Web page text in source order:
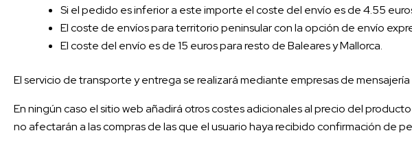
Si el pedido es inferior a este importe el coste del envío es de 4.55
El coste de envíos para territorio peninsular con la opción de envío
El coste del envío es de 15 euros para resto de Baleares y Mallorca.
El servicio de transporte y entrega se realizará mediante empresas de
En ningún caso el sitio web añadirá otros costes adicionales al precio del
no afectarán a las compras de las que el usuario haya recibido confirmación de